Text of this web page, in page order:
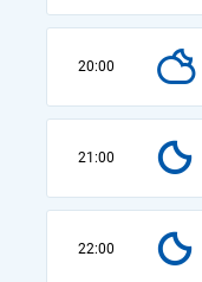
20:00
21:00
22:00